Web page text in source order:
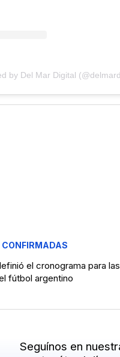
by Del Mar Digital
CONFIRMADAS
el cronograma para las
fútbol argentino
Seguínos en